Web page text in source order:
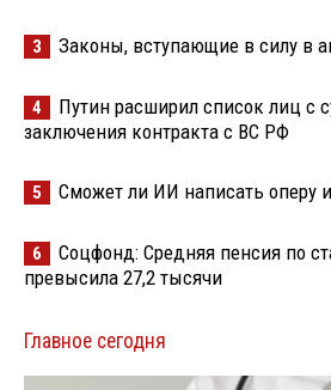
3 Законы, вступающие в силу в
4
Путин расширил список лиц с
заключения контракта с ВС РФ
5 Сможет ли ИИ написать оперу
6
Соцфонд: Средняя пенсия по
превысила 27,2 тысячи
Главное сегодня